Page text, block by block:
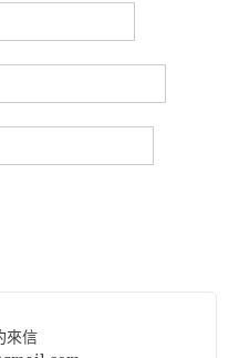
來信